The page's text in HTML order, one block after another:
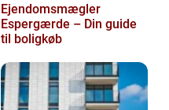
Ejendomsmægler
Espergærde – Din guide
til boligkøb